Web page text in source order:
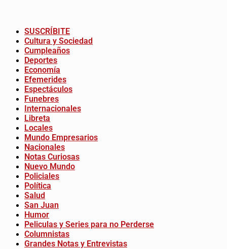
SUSCRÍBITE
Cultura y Sociedad
Cumpleaños
Deportes
Economía
Efemerides
Espectáculos
Funebres
Internacionales
Libreta
Locales
Mundo Empresarios
Nacionales
Notas Curiosas
Nuevo Mundo
Policiales
Política
Salud
San Juan
Humor
Peliculas y Series para no Perderse
Columnistas
Grandes Notas y Entrevistas